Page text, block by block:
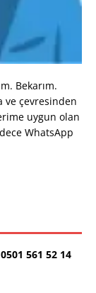
Bekarım.
ve çevresinden
uygun olan
WhatsApp
561 52 14